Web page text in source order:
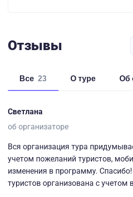
Отзывы
Все 23 о туре
Светлана
об организаторе
Вся организация тура
учетом пожеланий туристов,
изменения в программу.
туристов организована с учетом